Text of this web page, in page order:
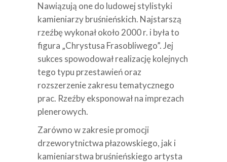
Nawiązują one do ludowej stylistyki
kamieniarzy bruśnieńskich. Najstarszą
rzeźbę wykonał około 2000 r. i była to
figura „Chrystusa Frasobliwego”. Jej
sukces spowodował realizację kolejnych
tego typu przestawień oraz
rozszerzenie zakresu tematycznego
prac. Rzeźby eksponował na imprezach
plenerowych.
Zarówno w zakresie promocji
drzeworytnictwa płazowskiego, jak i
kamieniarstwa bruśnieńskiego artysta